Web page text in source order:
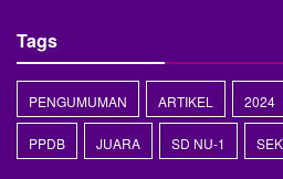
Tags
PENGUMUMAN ARTIKEL 2024
PPDB JUARA SD NU-1